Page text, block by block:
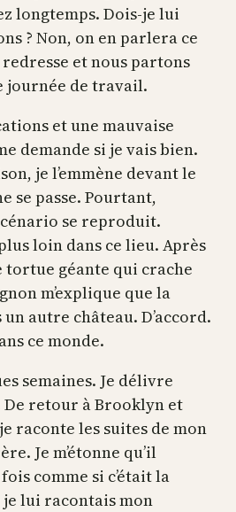
longtemps. Dois-je lui
? Non, on en parlera ce
et nous partons
journée de travail.
et une mauvaise
demande si je vais bien.
je l’emmène devant le
se passe. Pourtant,
se reproduit.
loin dans ce lieu. Après
géante qui crache
m’explique que la
autre château. D’accord.
ce monde.
semaines. Je délivre
De retour à Brooklyn et
raconte les suites de mon
Je m’étonne qu’il
comme si c’était la
lui racontais mon